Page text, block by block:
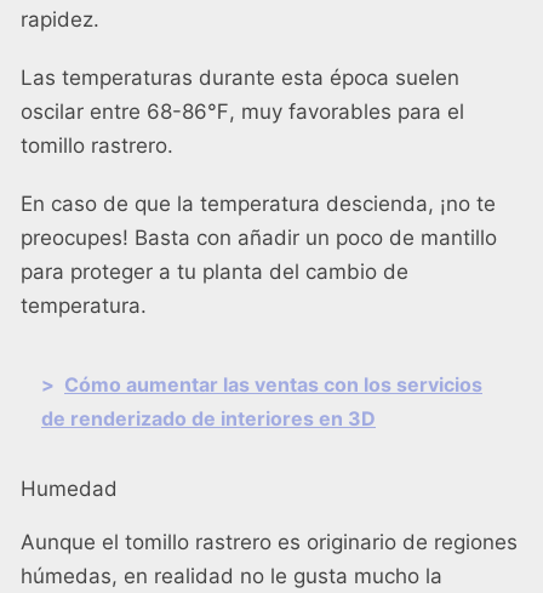
rapidez.
Las temperaturas durante esta época suelen
oscilar entre 68-86℉, muy favorables para el
tomillo rastrero.
En caso de que la temperatura descienda, ¡no te
preocupes! Basta con añadir un poco de mantillo
para proteger a tu planta del cambio de
temperatura.
> Cómo aumentar las ventas con los servicios
de renderizado de interiores en 3D
Humedad
Aunque el tomillo rastrero es originario de regiones
húmedas, en realidad no le gusta mucho la